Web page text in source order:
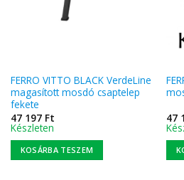
FERRO VITTO BLACK VerdeLine
magasított mosdó csaptelep
fekete
47 197 Ft
Készleten
KOSÁRBA TESZEM
47